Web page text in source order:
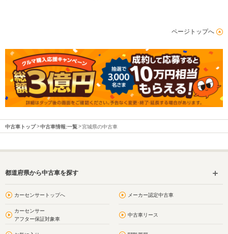
ページトップへ
中古車トップ 中古車情報:一覧 宮城県の中古車
都道府県から中古車を探す
カーセンサートップへ メーカー認定中古車
カーセンサー
アフター保証対象車
中古車リース